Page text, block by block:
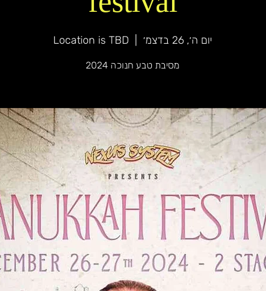
יום ה׳, 26 בדצמ׳ Location is TBD
מסיבת טבע חנוכה 2024